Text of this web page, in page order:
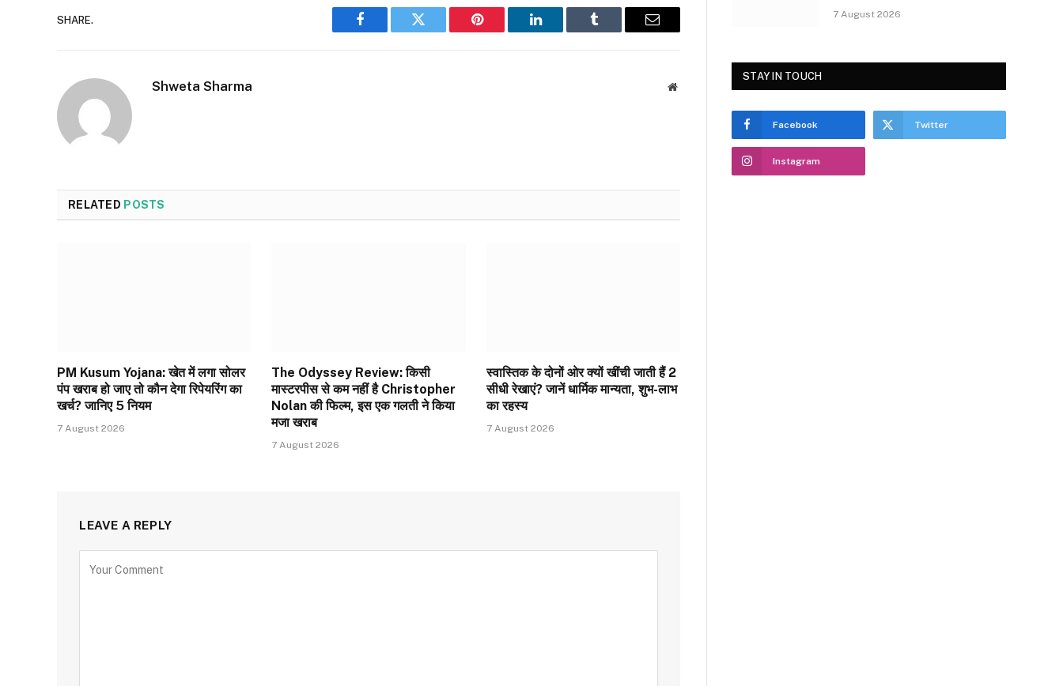
SHARE.
Facebook Twitter Pinterest LinkedIn Tumblr Email
Shweta Sharma Website
RELATED POSTS
PM Kusum Yojana: खेत में लगा सोलर
पंप खराब हो जाए तो कौन देगा रिपेयरिंग का
खर्च? जानिए 5 नियम
7 August 2026
The Odyssey Review: किसी
मास्टरपीस से कम नहीं है Christopher
Nolan की फिल्म, इस एक गलती ने किया
मजा खराब
7 August 2026
स्वास्तिक के दोनों ओर क्यों खींची जाती हैं 2
सीधी रेखाएं? जानें धार्मिक मान्यता, शुभ-लाभ
का रहस्य
7 August 2026
LEAVE A REPLY
7 August 2026
STAY IN TOUCH
Facebook Twitter
Instagram